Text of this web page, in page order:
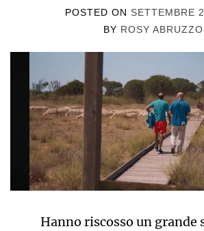
POSTED ON SETTEMBRE
BY ROSY ABRUZZO
Hanno riscosso un grande